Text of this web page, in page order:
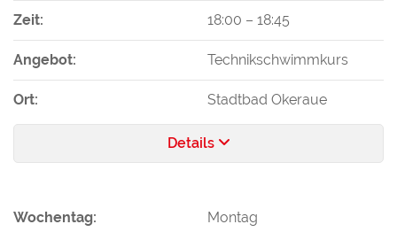
Zeit: 18:00 – 18:45
Angebot: Technikschwimmkurs
Ort: Stadtbad Okeraue
Details
Wochentag: Montag